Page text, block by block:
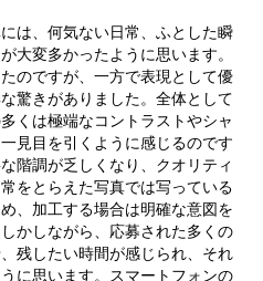
は、何気ない日常、ふとした瞬
大変多かったように思います。
のですが、一方で表現として優
驚きがありました。全体として
くは極端なコントラストやシャ
見目を引くように感じるのです
階調が乏しくなり、クオリティ
をとらえた写真では写っている
、加工する場合は明確な意図を
かしながら、応募された多くの
残したい時間が感じられ、それ
に思います。スマートフォンの